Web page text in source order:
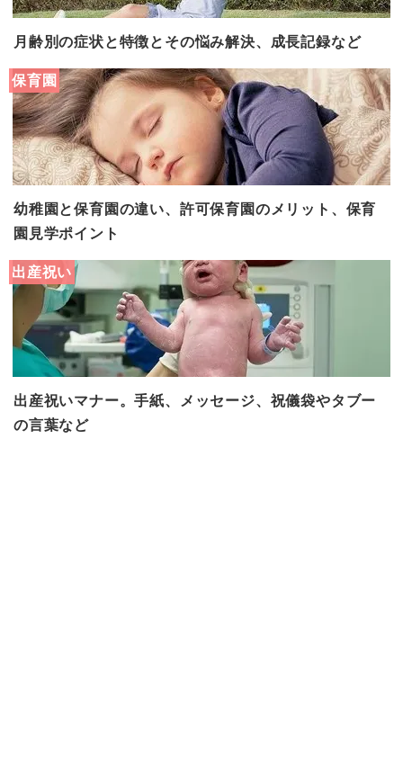
月齢別の症状と特徴とその悩み解決、成長記録など
保育園
幼稚園と保育園の違い、許可保育園のメリット、保育
園見学ポイント
出産祝い
出産祝いマナー。手紙、メッセージ、祝儀袋やタブー
の言葉など